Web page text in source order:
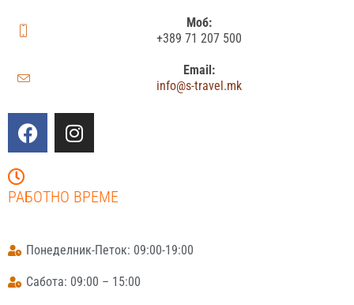
Моб:
+389 71 207 500
Email:
info@s-travel.mk
РАБОТНО ВРЕМЕ
Понеделник-Петок: 09:00-19:00
Сабота: 09:00 – 15:00